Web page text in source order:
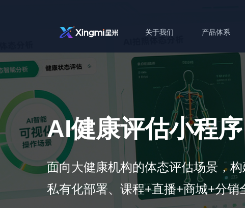
关于我们 产品体系
AI健康评估小程序
面向大健康机构的体态评估场景，
私有化部署、课程+直播+商城+分销